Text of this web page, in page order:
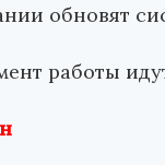
обновят
работы